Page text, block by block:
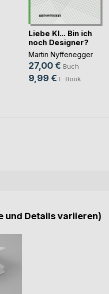
Liebe KI... Bin ich
noch Designer?
Martin Nyffenegger
27,00 € Buch
9,99 € E-Book
und Details variieren)